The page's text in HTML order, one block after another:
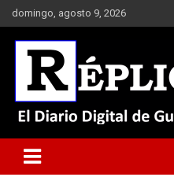
Saltar
al
contenido
domingo, agosto 9, 2026
Réplica